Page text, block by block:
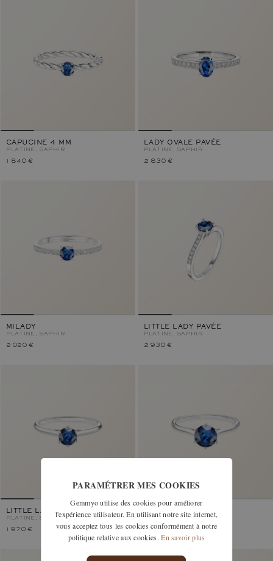
CAPUCINE 4 MM
PLATINE, SAPHIR
1 840 €
LADY OVALE PAVÉE
PLATINE, SAPHIR
2 830 €
MILADY
PLATINE, SAPHIR
2 020 €
LITTLE LADY PAVÉE
PLATINE, SAPHIR
2 930 €
LITTLE LADY
PLATINE, SAPHIR
1 970 €
LADY
PLATINE, SAPHIR
2 980 €
PARAMÉTRER MES COOKIES
Gemmyo utilise des cookies pour améliorer
l'expérience utilisateur. En utilisant notre site internet,
vous acceptez tous les cookies conformément à notre
politique relative aux cookies. En savoir plus